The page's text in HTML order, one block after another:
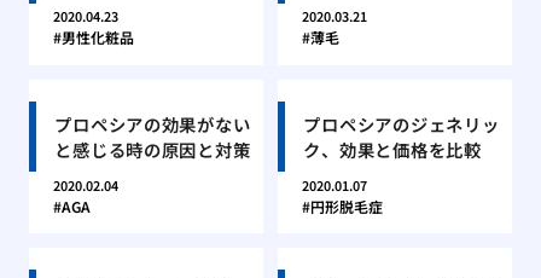
2020.04.23
男性化粧品
2020.03.21
薄毛
プロペシアの効果がない
と感じる時の原因と対策
2020.02.04
AGA
プロペシアのジェネリッ
ク、効果と価格を比較
2020.01.07
円形脱毛症